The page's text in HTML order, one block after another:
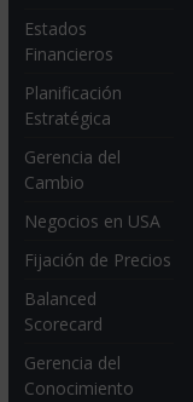
Estados
Financieros
Planificación
Estratégica
Gerencia del
Cambio
Negocios en USA
Fijación de Precios
Balanced
Scorecard
Gerencia del
Conocimiento